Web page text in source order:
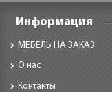
Информация
МЕБЕЛЬ НА ЗАКАЗ
О нас
Контакты